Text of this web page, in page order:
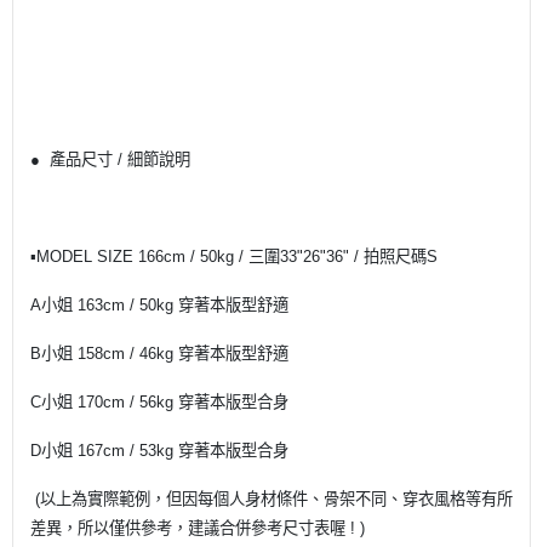
● 產品尺寸 / 細節說明
▪MODEL SIZE 166cm / 50kg / 三圍33"26"36" / 拍照尺碼S
A小姐 163cm / 50kg 穿著本版型舒適
B小姐 158cm / 46kg 穿著本版型舒適
C小姐 170cm / 56kg 穿著本版型合身
D小姐 167cm / 53kg 穿著本版型合身
(以上為實際範例，但因每個人身材條件、骨架不同、穿衣風格等有所
差異，所以僅供參考，建議合併參考尺寸表喔 ! )